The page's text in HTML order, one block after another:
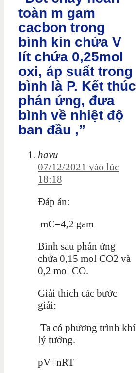
toàn m gam
cacbon trong
bình kín chứa V
lít chứa 0,25mol
oxi, áp suất trong
bình là P. Kết thúc
phán ứng, đưa
bình về nhiệt độ
ban đầu ,”
havu
07/12/2021 vào lúc
18:18
Đáp án:
mC=4,2 gam
Bình sau phản ứng
chứa 0,15 mol CO2 và
0,2 mol CO.
Giải thích các bước
giải:
Ta có phương trình khí
lý tưởng.
pV=nRT